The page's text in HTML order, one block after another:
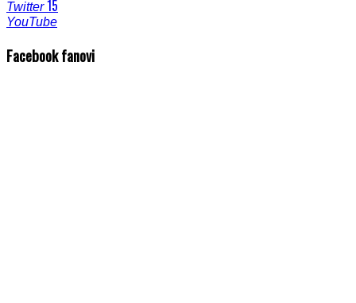
Twitter 15
YouTube
Facebook fanovi